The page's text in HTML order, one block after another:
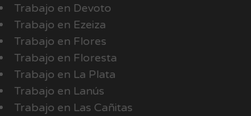
Trabajo en Devoto
Trabajo en Ezeiza
Trabajo en Flores
Trabajo en Floresta
Trabajo en La Plata
Trabajo en Lanús
Trabajo en Las Cañitas